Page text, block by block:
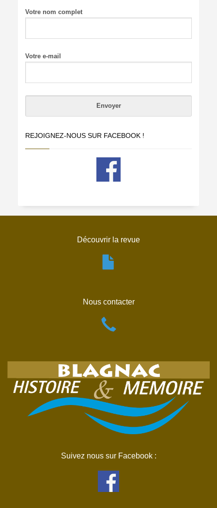
Votre nom complet
Votre e-mail
REJOIGNEZ-NOUS SUR FACEBOOK !
Découvrir la revue
Nous contacter
Suivez nous sur Facebook :